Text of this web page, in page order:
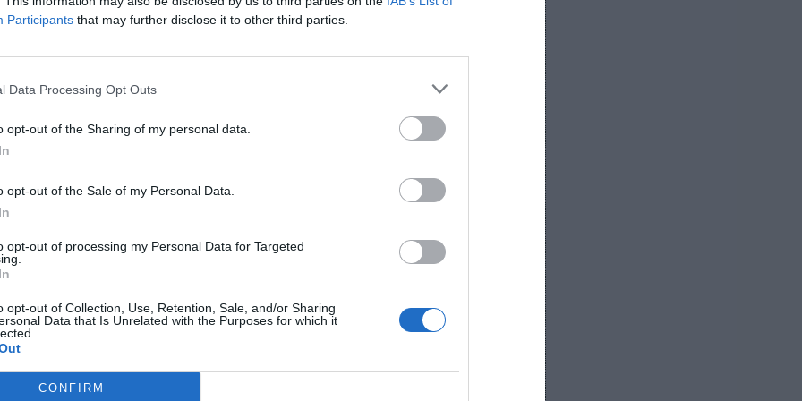
Participants that may further disclose it to other third parties.
Data Processing Opt Outs
opt-out of the Sharing of my personal data.
opt-out of the Sale of my Personal Data.
opt-out of processing my Personal Data for Targeted
opt-out of Collection, Use, Retention, Sale, and/or Sharing
Data that Is Unrelated with the Purposes for which it
CONFIRM
gratuites que vous pouvez télécharger et
une méthode qui consiste à contracter et à relâcher
le corps. Cette technique peut aider à réduire les
pratiquer cette technique en vous allongeant sur le
pendant quelques secondes.
aux femmes : Comment choisir la
à ses besoins et à son mode de vie ?